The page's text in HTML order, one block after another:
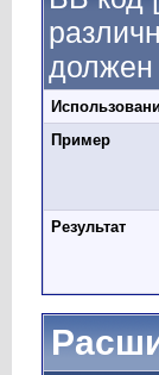
должен
Пример
Результат